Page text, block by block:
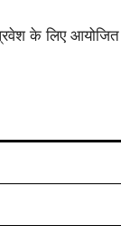
के लिए आयोजित